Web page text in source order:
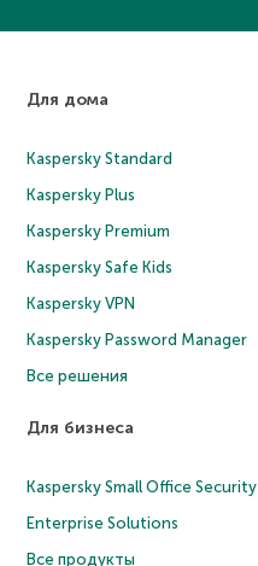
Для дома
Kaspersky Standard
Kaspersky Plus
Kaspersky Premium
Kaspersky Safe Kids
Kaspersky VPN
Kaspersky Password Manager
Все решения
Для бизнеса
Kaspersky Small Office Security
Enterprise Solutions
Все продукты